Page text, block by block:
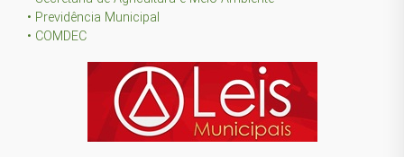
• Previdência Municipal
• COMDEC